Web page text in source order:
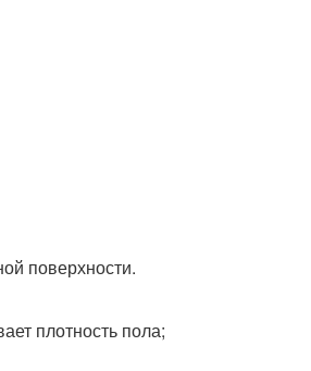
поверхности.
плотность пола;